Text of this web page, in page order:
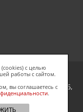
Веб", 2026,
с целью
работы с сайтом.
вы соглашаетесь с
.